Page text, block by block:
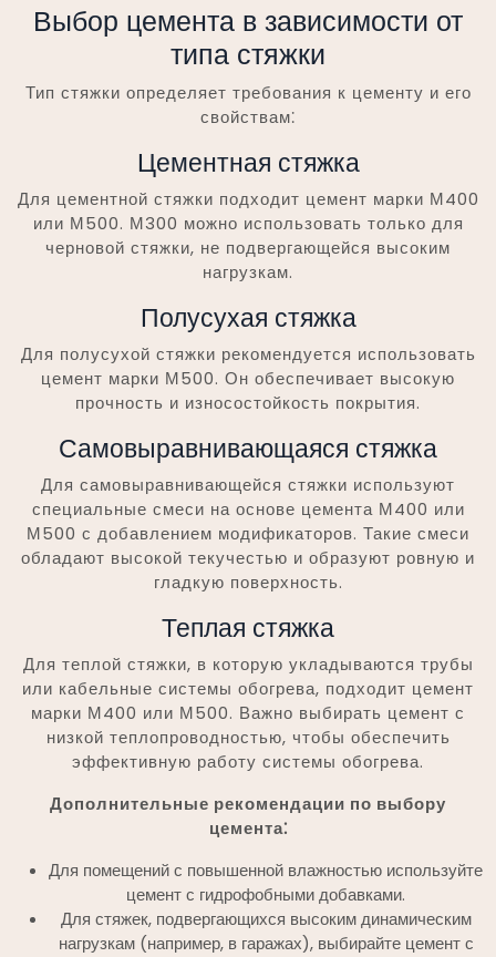
Выбор цемента в зависимости от
типа стяжки
Тип стяжки определяет требования к цементу и его
свойствам⁚
Цементная стяжка
Для цементной стяжки подходит цемент марки М400
или М500. М300 можно использовать только для
черновой стяжки, не подвергающейся высоким
нагрузкам.
Полусухая стяжка
Для полусухой стяжки рекомендуется использовать
цемент марки М500. Он обеспечивает высокую
прочность и износостойкость покрытия.
Самовыравнивающаяся стяжка
Для самовыравнивающейся стяжки используют
специальные смеси на основе цемента М400 или
М500 с добавлением модификаторов. Такие смеси
обладают высокой текучестью и образуют ровную и
гладкую поверхность.
Теплая стяжка
Для теплой стяжки, в которую укладываются трубы
или кабельные системы обогрева, подходит цемент
марки М400 или М500. Важно выбирать цемент с
низкой теплопроводностью, чтобы обеспечить
эффективную работу системы обогрева.
Дополнительные рекомендации по выбору
цемента⁚
Для помещений с повышенной влажностью используйте
цемент с гидрофобными добавками.
Для стяжек, подвергающихся высоким динамическим
нагрузкам (например, в гаражах), выбирайте цемент с